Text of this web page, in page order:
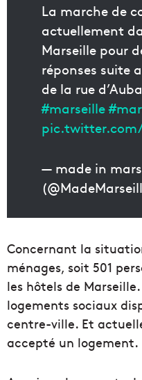
La marche de
actuellement
Marseille pour
réponses suite
de la rue
#marseille
pic.twitter.com/
— made in
Concernant la
ménages, soit 501
les hôtels de Marseille.
logements sociaux
centre-ville. Et
accepté un logement.